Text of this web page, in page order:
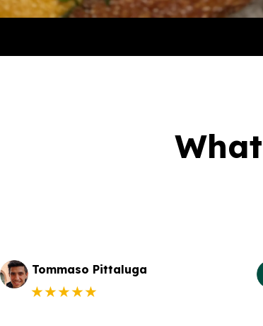
Tommaso Pittaluga
★★★★★